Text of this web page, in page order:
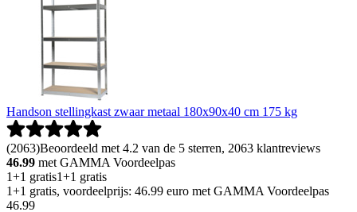
Handson stellingkast zwaar metaal 180x90x40 cm 175 kg
(2063)Beoordeeld met 4.2 van de 5 sterren, 2063 klantreviews
46.99 met GAMMA Voordeelpas
1+1 gratis1+1 gratis
1+1 gratis, voordeelprijs: 46.99 euro met GAMMA Voordeelpas
46.99